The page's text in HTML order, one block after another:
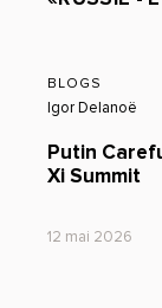
BLOGS
Igor Delanoë
Putin
Xi Summit
12 mai 2026